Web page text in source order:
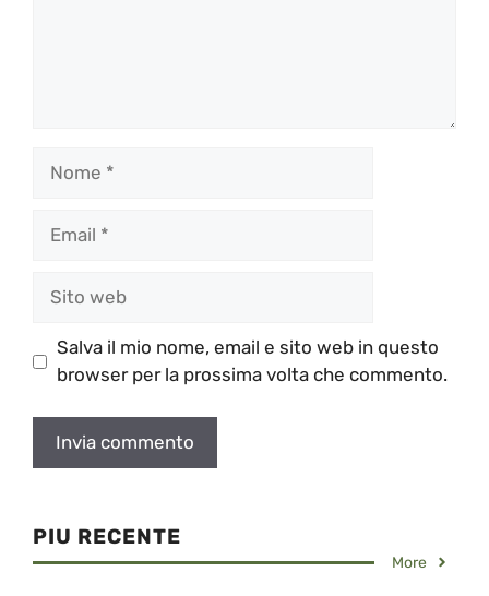
Salva il mio nome, email e sito web in questo
browser per la prossima volta che commento.
PIU RECENTE
More